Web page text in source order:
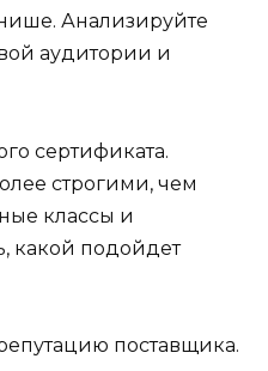
Анализируйте
аудитории и
сертификата.
строгими, чем
классы и
какой подойдет
поставщика.